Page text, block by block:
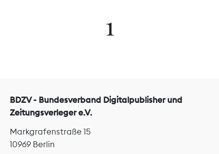
1
BDZV - Bundesverband Digitalpublisher und
Zeitungsverleger e.V.
Markgrafenstraße 15
10969 Berlin